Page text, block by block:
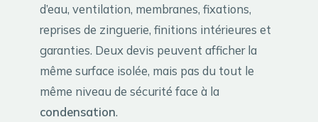
d’eau, ventilation, membranes, fixations,
reprises de zinguerie, finitions intérieures et
garanties. Deux devis peuvent afficher la
même surface isolée, mais pas du tout le
même niveau de sécurité face à la
condensation.